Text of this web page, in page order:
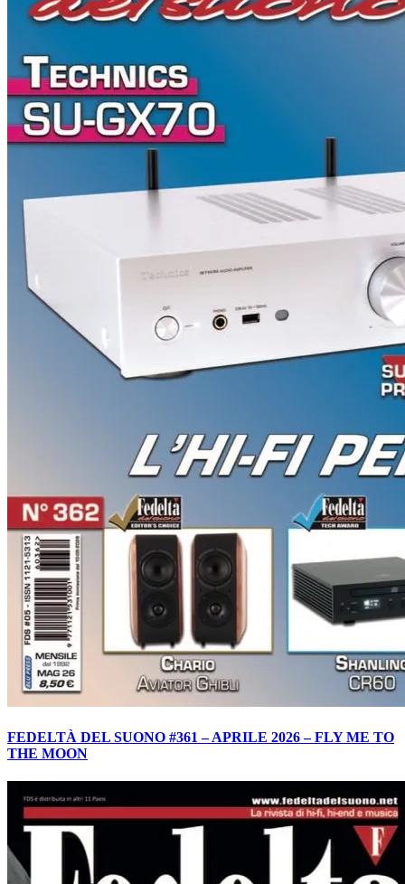
FEDELTÀ DEL SUONO #361 – APRILE 2026 – FLY ME TO
THE MOON